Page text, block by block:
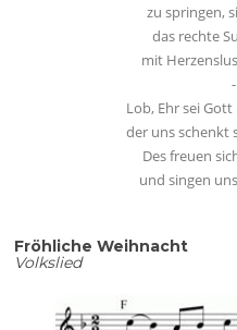
zu springen,
das rechte
mit
Lob, Ehr sei
der uns schenkt
Des freuen
und singen
Fröhliche Weihnacht
Volkslied